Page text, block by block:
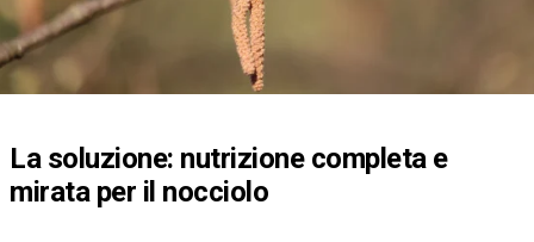
La soluzione: nutrizione completa e
mirata per il nocciolo